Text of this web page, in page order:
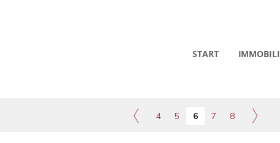
START
4 5 6 7 8